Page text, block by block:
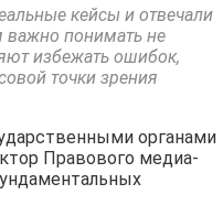
кейсы и отвечали
важно понимать не
избежать ошибок,
точки зрения
органами
Правового медиа-